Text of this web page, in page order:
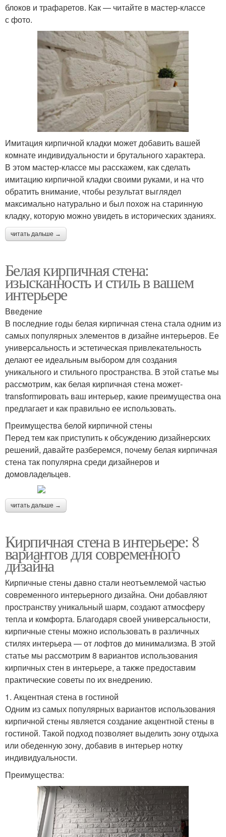
блоков и трафаретов. Как — читайте в мастер-классе
с фото.
Имитация кирпичной кладки может добавить вашей
комнате индивидуальности и брутального характера.
В этом мастер-классе мы расскажем, как сделать
имитацию кирпичной кладки своими руками, и на что
обратить внимание, чтобы результат выглядел
максимально натурально и был похож на старинную
кладку, которую можно увидеть в исторических зданиях.
читать дальше →
Белая кирпичная стена:
изысканность и стиль в вашем
интерьере
Введение
В последние годы белая кирпичная стена стала одним из
самых популярных элементов в дизайне интерьеров. Ее
универсальность и эстетическая привлекательность
делают ее идеальным выбором для создания
уникального и стильного пространства. В этой статье мы
рассмотрим, как белая кирпичная стена может-
transformировать ваш интерьер, какие преимущества она
предлагает и как правильно ее использовать.
Преимущества белой кирпичной стены
Перед тем как приступить к обсуждению дизайнерских
решений, давайте разберемся, почему белая кирпичная
стена так популярна среди дизайнеров и
домовладельцев.
читать дальше →
Кирпичная стена в интерьере: 8
вариантов для современного
дизайна
Кирпичные стены давно стали неотъемлемой частью
современного интерьерного дизайна. Они добавляют
пространству уникальный шарм, создают атмосферу
тепла и комфорта. Благодаря своей универсальности,
кирпичные стены можно использовать в различных
стилях интерьера — от лофтов до минимализма. В этой
статье мы рассмотрим 8 вариантов использования
кирпичных стен в интерьере, а также предоставим
практические советы по их внедрению.
1. Акцентная стена в гостиной
Одним из самых популярных вариантов использования
кирпичной стены является создание акцентной стены в
гостиной. Такой подход позволяет выделить зону отдыха
или обеденную зону, добавив в интерьер нотку
индивидуальности.
Преимущества: